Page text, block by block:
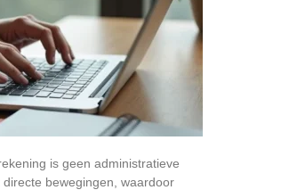
is geen administratieve
bewegingen, waardoor